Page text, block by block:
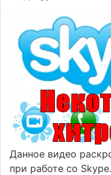
Данное видео
при работе со Skype.